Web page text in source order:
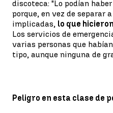
discoteca: "Lo podían
porque, en vez de separar
implicadas, lo que
Los servicios de
varias personas que
tipo, aunque ninguna de
Peligro en esta clase de